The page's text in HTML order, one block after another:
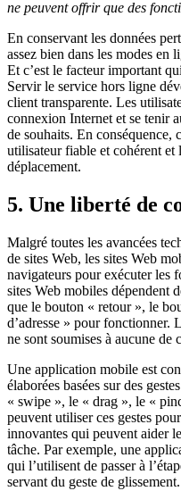
ne peuvent offrir que des
En conservant les données
assez bien dans les modes en
Et c’est le facteur important
Servir le service hors ligne
client transparente. Les
connexion Internet et se tenir
de souhaits. En conséquence,
utilisateur fiable et cohérent et
déplacement.
5. Une liberté de
Malgré toutes les avancées
de sites Web, les sites Web
navigateurs pour exécuter les
sites Web mobiles dépendent
que le bouton « retour », le
d’adresse » pour fonctionner.
ne sont soumises à aucune de
Une application mobile est
élaborées basées sur des
« swipe », le « drag », le «
peuvent utiliser ces gestes
innovantes qui peuvent aider
tâche. Par exemple, une
qui l’utilisent de passer à
servant du geste de glissement.